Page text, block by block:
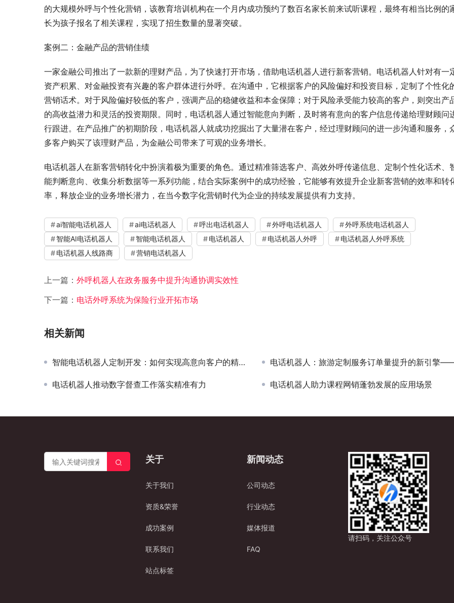
的大规模外呼与个性化营销，该教育培训机构在一个月内成功预约了数百名家长前来试听课程，最终有相当比例的
长为孩子报名了相关课程，实现了招生数量的显著突破。
案例二：金融产品的营销佳绩
一家金融公司推出了一款新的理财产品，为了快速打开市场，借助电话机器人进行新客营销。电话机器人针对有一
资产积累、对金融投资有兴趣的客户群体进行外呼。在沟通中，它根据客户的风险偏好和投资目标，定制了个性化
营销话术。对于风险偏好较低的客户，强调产品的稳健收益和本金保障；对于风险承受能力较高的客户，则突出产
的高收益潜力和灵活的投资期限。同时，电话机器人通过智能意向判断，及时将有意向的客户信息传递给理财顾问
行跟进。在产品推广的初期阶段，电话机器人就成功挖掘出了大量潜在客户，经过理财顾问的进一步沟通和服务，
多客户购买了该理财产品，为金融公司带来了可观的业务增长。
电话机器人在新客营销转化中扮演着极为重要的角色。通过精准筛选客户、高效外呼传递信息、定制个性化话术、
能判断意向、收集分析数据等一系列功能，结合实际案例中的成功经验，它能够有效提升企业新客营销的效率和转
率，释放企业的业务增长潜力，在当今数字化营销时代为企业的持续发展提供有力支持。
ai智能电话机器人 ai电话机器人 呼出电话机器人 外呼电话机器人
外呼系统电话机器人
智能AI电话机器人
智能电话机器人 电话机器人 电话机器人外呼
电话机器人外呼系统
电话机器人线路商
营销电话机器人
上一篇： 外呼机器人在政务服务中提升沟通协调实效性
下一篇： 电话外呼系统为保险行业开拓市场
相关新闻
智能电话机器人定制开发：如何实现高意向客户的精准筛选？ 电话机器人：旅游定制服务订单量提升的新引擎——案例解
电话机器人推动数字督查工作落实精准有力 电话机器人助力课程网销蓬勃发展的应用场景
关于
关于我们
资质&荣誉
成功案例
联系我们
站点标签
新闻动态
公司动态
行业动态
媒体报道
FAQ
请扫码，关注公众号